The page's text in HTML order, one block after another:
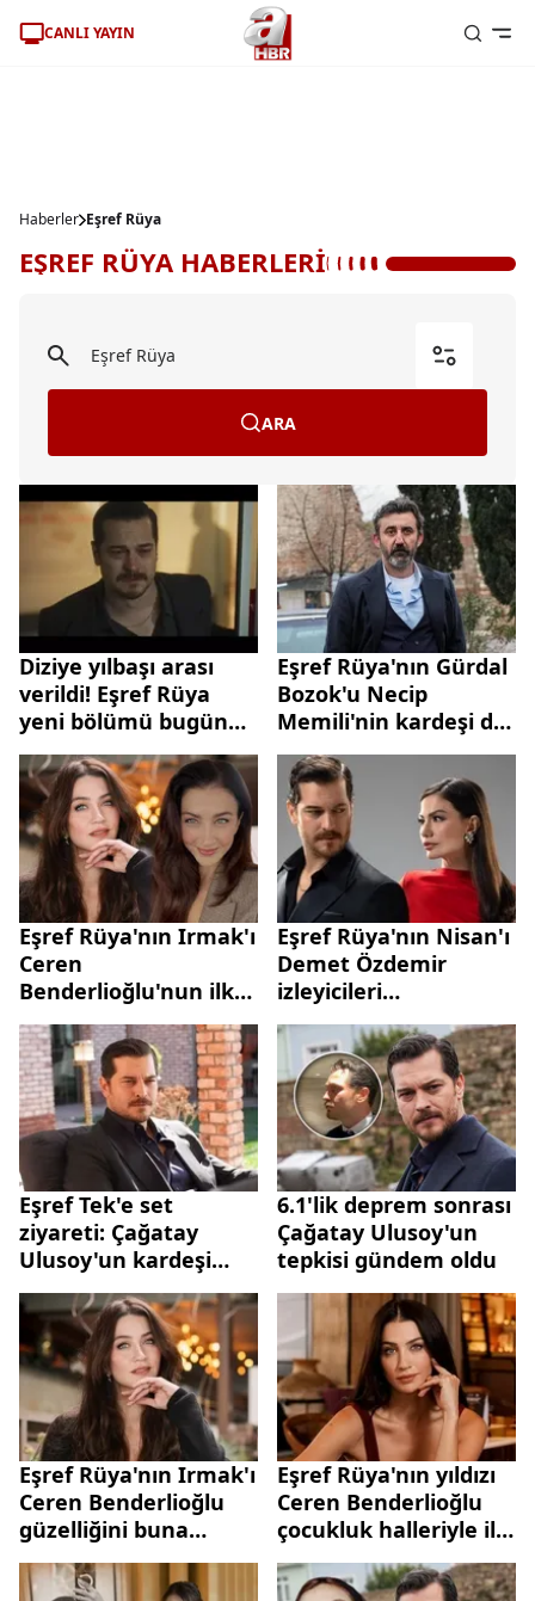
CANLI YAYIN
Haberler Eşref Rüya
EŞREF RÜYA HABERLERİ
ARA
Diziye yılbaşı arası
verildi! Eşref Rüya
yeni bölümü bugün
yayınlanmayacak
Eşref Rüya'nın Gürdal
Bozok'u Necip
Memili'nin kardeşi de
tanıdık çıktı!
Eşref Rüya'nın Irmak'ı
Ceren
Benderlioğlu'nun ilk
eşine bakın! Meğer 18
yıl önce...
Eşref Rüya'nın Nisan'ı
Demet Özdemir
izleyicileri
heyecanlandırdı
Eşref Tek'e set
ziyareti: Çağatay
Ulusoy'un kardeşi
bakın kime benzetildi
6.1'lik deprem sonrası
Çağatay Ulusoy'un
tepkisi gündem oldu
Eşref Rüya'nın Irmak'ı
Ceren Benderlioğlu
güzelliğini buna
borçlu! Zayıflarken
gençleştiriyor...
Eşref Rüya'nın yıldızı
Ceren Benderlioğlu
çocukluk halleriyle ilgi
odağı oldu